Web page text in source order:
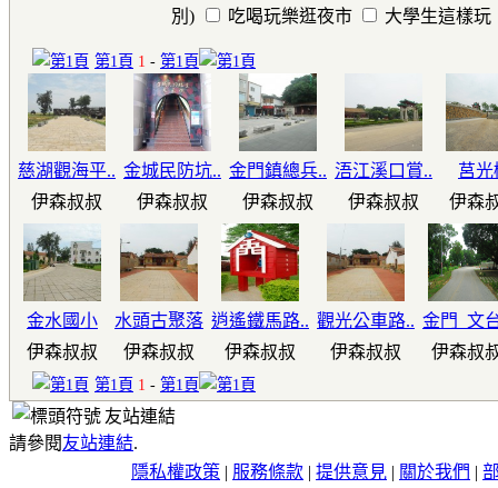
別)
吃喝玩樂逛夜市
大學生這樣玩
第1頁 1 - 第1頁
慈湖觀海平..
伊森叔叔
金城民防坑..
伊森叔叔
金門鎮總兵..
伊森叔叔
浯江溪口賞..
伊森叔叔
莒光
伊森
金水國小
伊森叔叔
水頭古聚落
伊森叔叔
逍遙鐵馬路..
伊森叔叔
觀光公車路..
伊森叔叔
金門_文
伊森叔
第1頁 1 - 第1頁
友站連結
請參閱友站連結.
隱私權政策 | 服務條款 | 提供意見 | 關於我們 |